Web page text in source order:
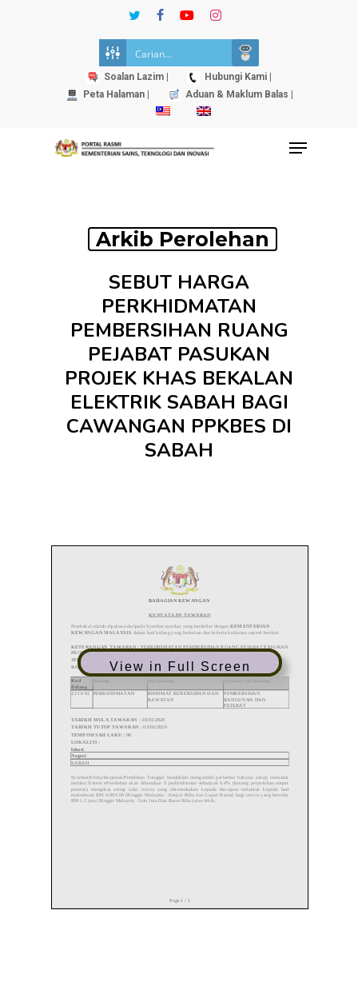
twitterfacebookyoutubeinstagram
Soalan Lazim |
Hubungi Kami |
Peta Halaman |
Aduan & Maklum Balas |
Menu
Arkib Perolehan
SEBUT HARGA
PERKHIDMATAN
PEMBERSIHAN RUANG
PEJABAT PASUKAN
PROJEK KHAS BEKALAN
ELEKTRIK SABAH BAGI
CAWANGAN PPKBES DI
SABAH
View in Full Screen